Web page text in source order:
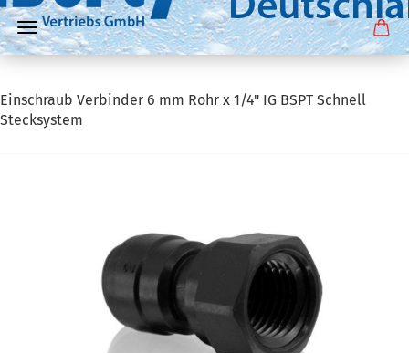
Einschraub Verbinder 6 mm Rohr x 1/4" IG BSPT Schnell
Stecksystem